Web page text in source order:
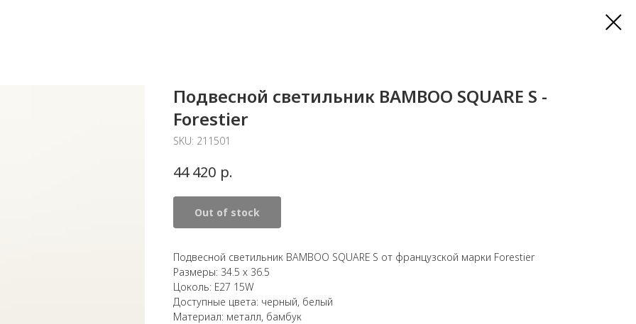
Подвесной светильник BAMBOO SQUARE S -
Forestier
SKU: 211501
44 420 р.
Out of stock
Подвесной светильник BAMBOO SQUARE S от французской марки Forestier
Размеры: 34.5 х 36.5
Цоколь: E27 15W
Доступные цвета: черный, белый
Материал: металл, бамбук